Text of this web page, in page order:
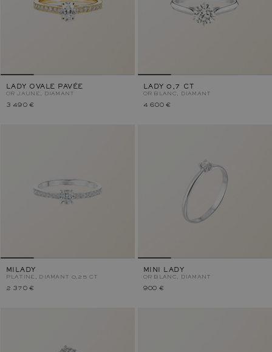
LADY OVALE PAVÉE
OR JAUNE, DIAMANT
3 490 €
LADY 0,7 CT
OR BLANC, DIAMANT
4 600 €
MILADY
PLATINE, DIAMANT 0,25 CT
2 370 €
MINI LADY
OR BLANC, DIAMANT
900 €